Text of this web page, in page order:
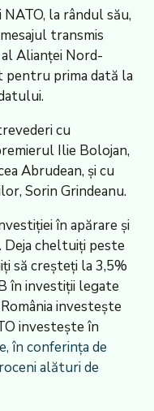
la rândul său,
transmis
Alianței Nord-
prima dată la
cu
Ilie Bolojan,
Abrudean, și cu
Sorin Grindeanu.
în apărare și
Deja cheltuiți peste
să creșteți la 3,5%
în investiții legate
investește
investește în
în conferința de
alături de